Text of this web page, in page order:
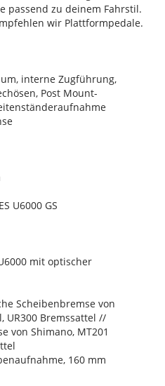
passend zu deinem Fahrstil.
wir Plattformpedale.
interne Zugführung,
Post Mount-
U6000 GS
mit optischer
Scheibenbremse von
UR300 Bremssattel //
von Shimano, MT201
160 mm